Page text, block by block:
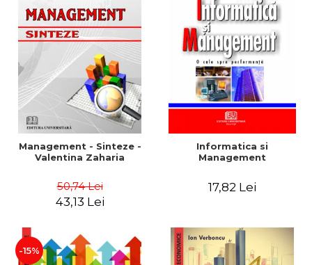
Management - Sinteze -
Valentina Zaharia
50,74 Lei
43,13 Lei
Informatica si
Management
17,82 Lei
-15%